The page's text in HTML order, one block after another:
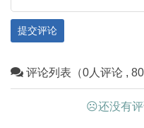
提交评论
评论列表（0人评论 ,
☹还没有评